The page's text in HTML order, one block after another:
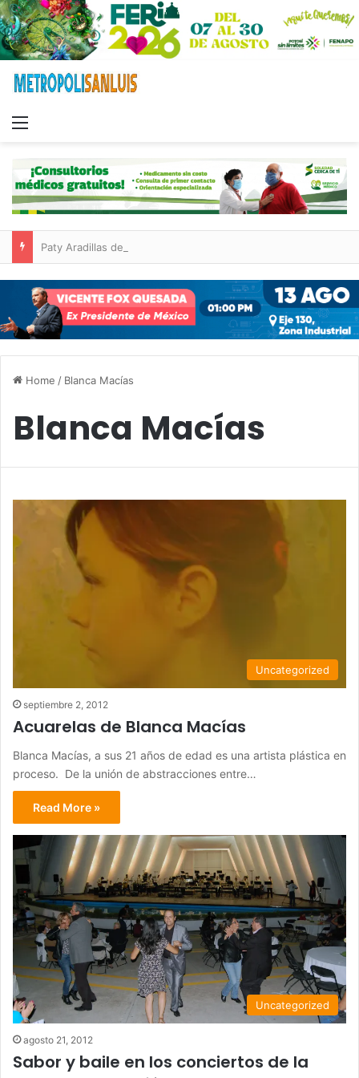
Home / Blanca Macías
Blanca Macías
Uncategorized
septiembre 2, 2012
Acuarelas de Blanca Macías
Blanca Macías, a sus 21 años de edad es una artista plástica en
proceso. De la unión de abstracciones entre…
Read More »
Uncategorized
agosto 21, 2012
Sabor y baile en los conciertos de la